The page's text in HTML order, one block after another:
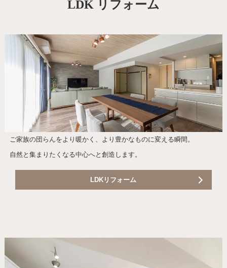
LDK リフォーム
ご家族の団らんをより暖かく、より豊かなものに変える瞬間。
自然と集まりたくなる中心へと創造します。
LDKリフォーム